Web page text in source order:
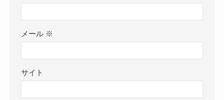
メール ※
サイト